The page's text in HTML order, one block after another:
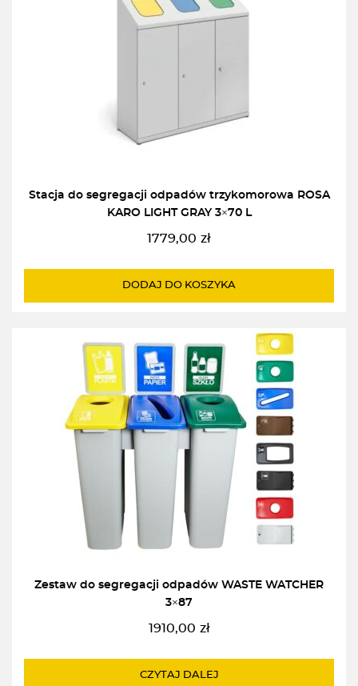
Stacja do segregacji odpadów trzykomorowa ROSA
KARO LIGHT GRAY 3×70 L
1779,00 zł
DODAJ DO KOSZYKA
Zestaw do segregacji odpadów WASTE WATCHER
3×87
1910,00 zł
CZYTAJ DALEJ